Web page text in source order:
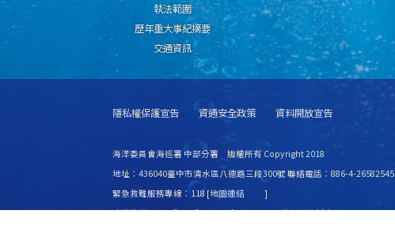
執法範圍
歷年重大事紀摘要
交通資訊
隱私權保護宣告 資通安全政策 資料開放宣告
海洋委員會海巡署 中部分署 版權所有 Copyright 2018
地址：436040臺中市清水區八德路三段300號 聯絡電話：886-4-26582545
緊急救難服務專線：118 [地圖連結
]
建議使用 IE6.0 或 Firefox2.0 以上瀏覽器，最佳瀏覽解析度 1024x768